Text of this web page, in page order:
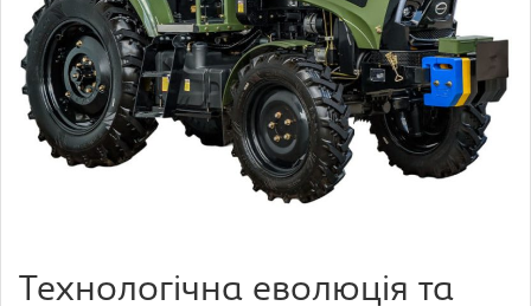
Технологічна еволюція та